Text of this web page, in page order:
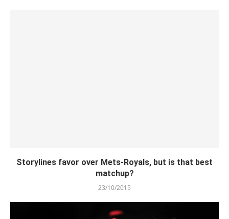
Storylines favor over Mets-Royals, but is that best
matchup?
23/10/2015